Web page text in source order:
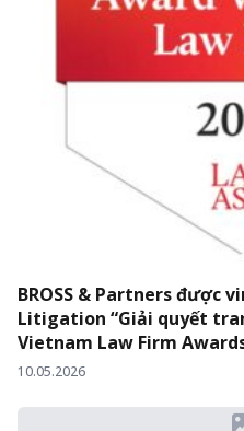
BROSS & Partners được
Litigation “Giải quyết
Vietnam Law Firm
Law Journal
10.05.2026